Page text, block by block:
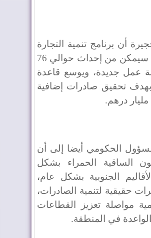
أن برنامج تنمية التجارة
الخارجية، سيمكن من إحداث حوالي 76
عمل جديدة، ويوسع قاعدة
بهدف تحقيق صادرات إضافية
الحكومي أيضا إلى أن
الساقية الحمراء بشكل
الجنوبية بشكل عام،
حقيقية لتنمية الصادرات،
مواصلة تعزيز القطاعات
الواعدة في المنطقة.